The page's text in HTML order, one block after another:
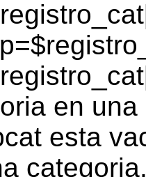
en
esta